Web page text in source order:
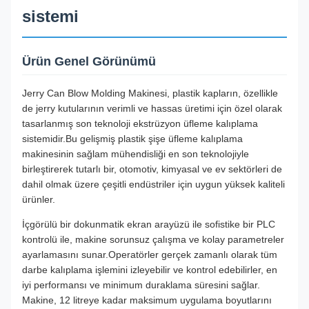
sistemi
Ürün Genel Görünümü
Jerry Can Blow Molding Makinesi, plastik kapların, özellikle
de jerry kutularının verimli ve hassas üretimi için özel olarak
tasarlanmış son teknoloji ekstrüzyon üfleme kalıplama
sistemidir.Bu gelişmiş plastik şişe üfleme kalıplama
makinesinin sağlam mühendisliği en son teknolojiyle
birleştirerek tutarlı bir, otomotiv, kimyasal ve ev sektörleri de
dahil olmak üzere çeşitli endüstriler için uygun yüksek kaliteli
ürünler.
İçgörülü bir dokunmatik ekran arayüzü ile sofistike bir PLC
kontrolü ile, makine sorunsuz çalışma ve kolay parametreler
ayarlamasını sunar.Operatörler gerçek zamanlı olarak tüm
darbe kalıplama işlemini izleyebilir ve kontrol edebilirler, en
iyi performansı ve minimum duraklama süresini sağlar.
Makine, 12 litreye kadar maksimum uygulama boyutlarını